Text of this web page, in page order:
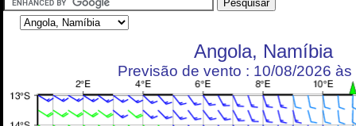
Angola, Namíbia
Previsão de vento : 10/08/2026 às